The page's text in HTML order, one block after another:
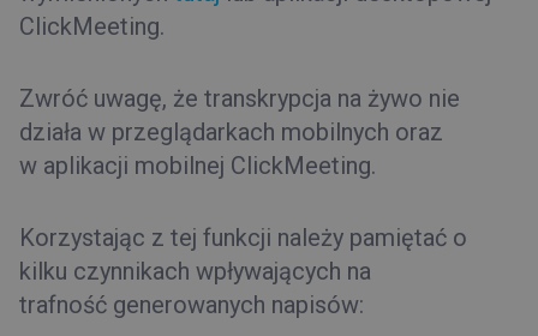
ClickMeeting.
Zwróć uwagę, że transkrypcja na żywo nie
działa w przeglądarkach mobilnych oraz
w aplikacji mobilnej ClickMeeting.
Korzystając z tej funkcji należy pamiętać o
kilku czynnikach wpływających na
trafność generowanych napisów: